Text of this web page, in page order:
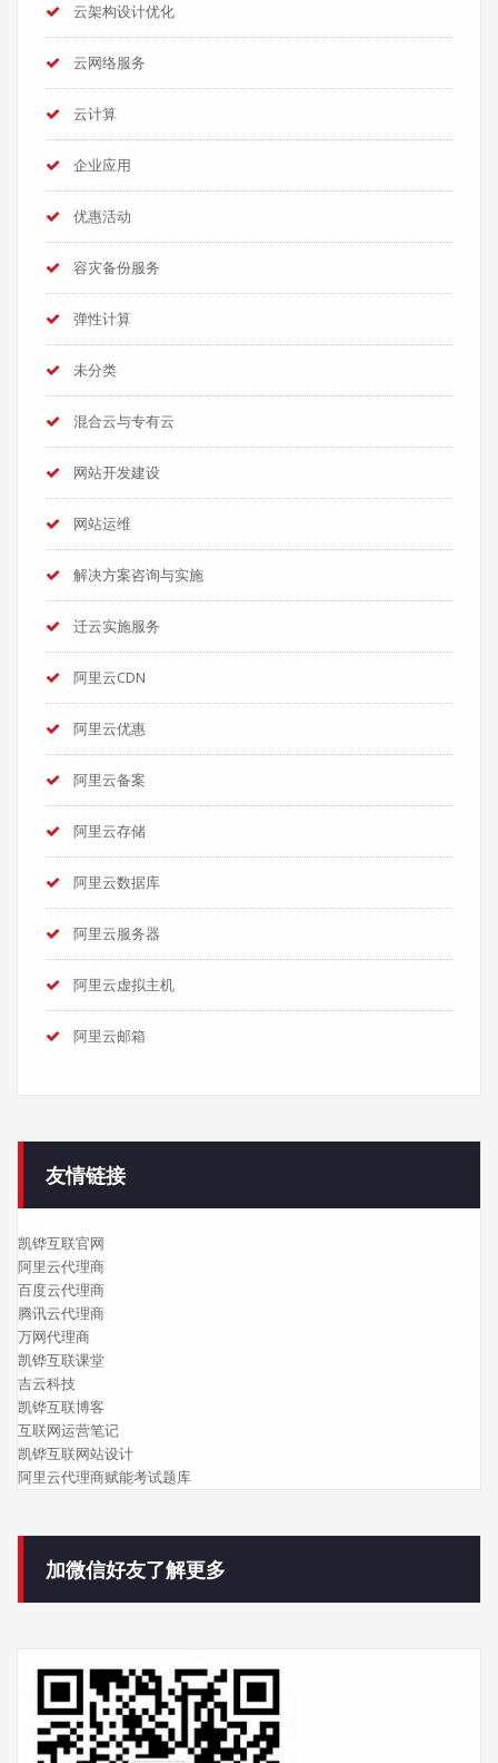
云架构设计优化
云网络服务
云计算
企业应用
优惠活动
容灾备份服务
弹性计算
未分类
混合云与专有云
网站开发建设
网站运维
解决方案咨询与实施
迁云实施服务
阿里云CDN
阿里云优惠
阿里云备案
阿里云存储
阿里云数据库
阿里云服务器
阿里云虚拟主机
阿里云邮箱
友情链接
凯铧互联官网
阿里云代理商
百度云代理商
腾讯云代理商
万网代理商
凯铧互联课堂
吉云科技
凯铧互联博客
互联网运营笔记
凯铧互联网站设计
阿里云代理商赋能考试题库
加微信好友了解更多